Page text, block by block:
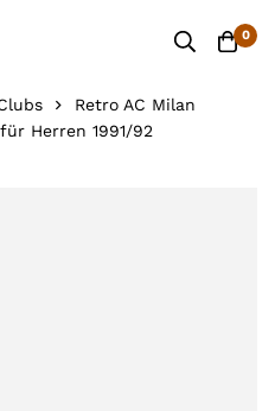
0
Retro AC Milan
Herren 1991/92